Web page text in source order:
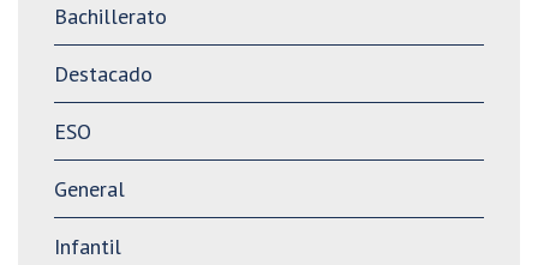
Bachillerato
Destacado
ESO
General
Infantil